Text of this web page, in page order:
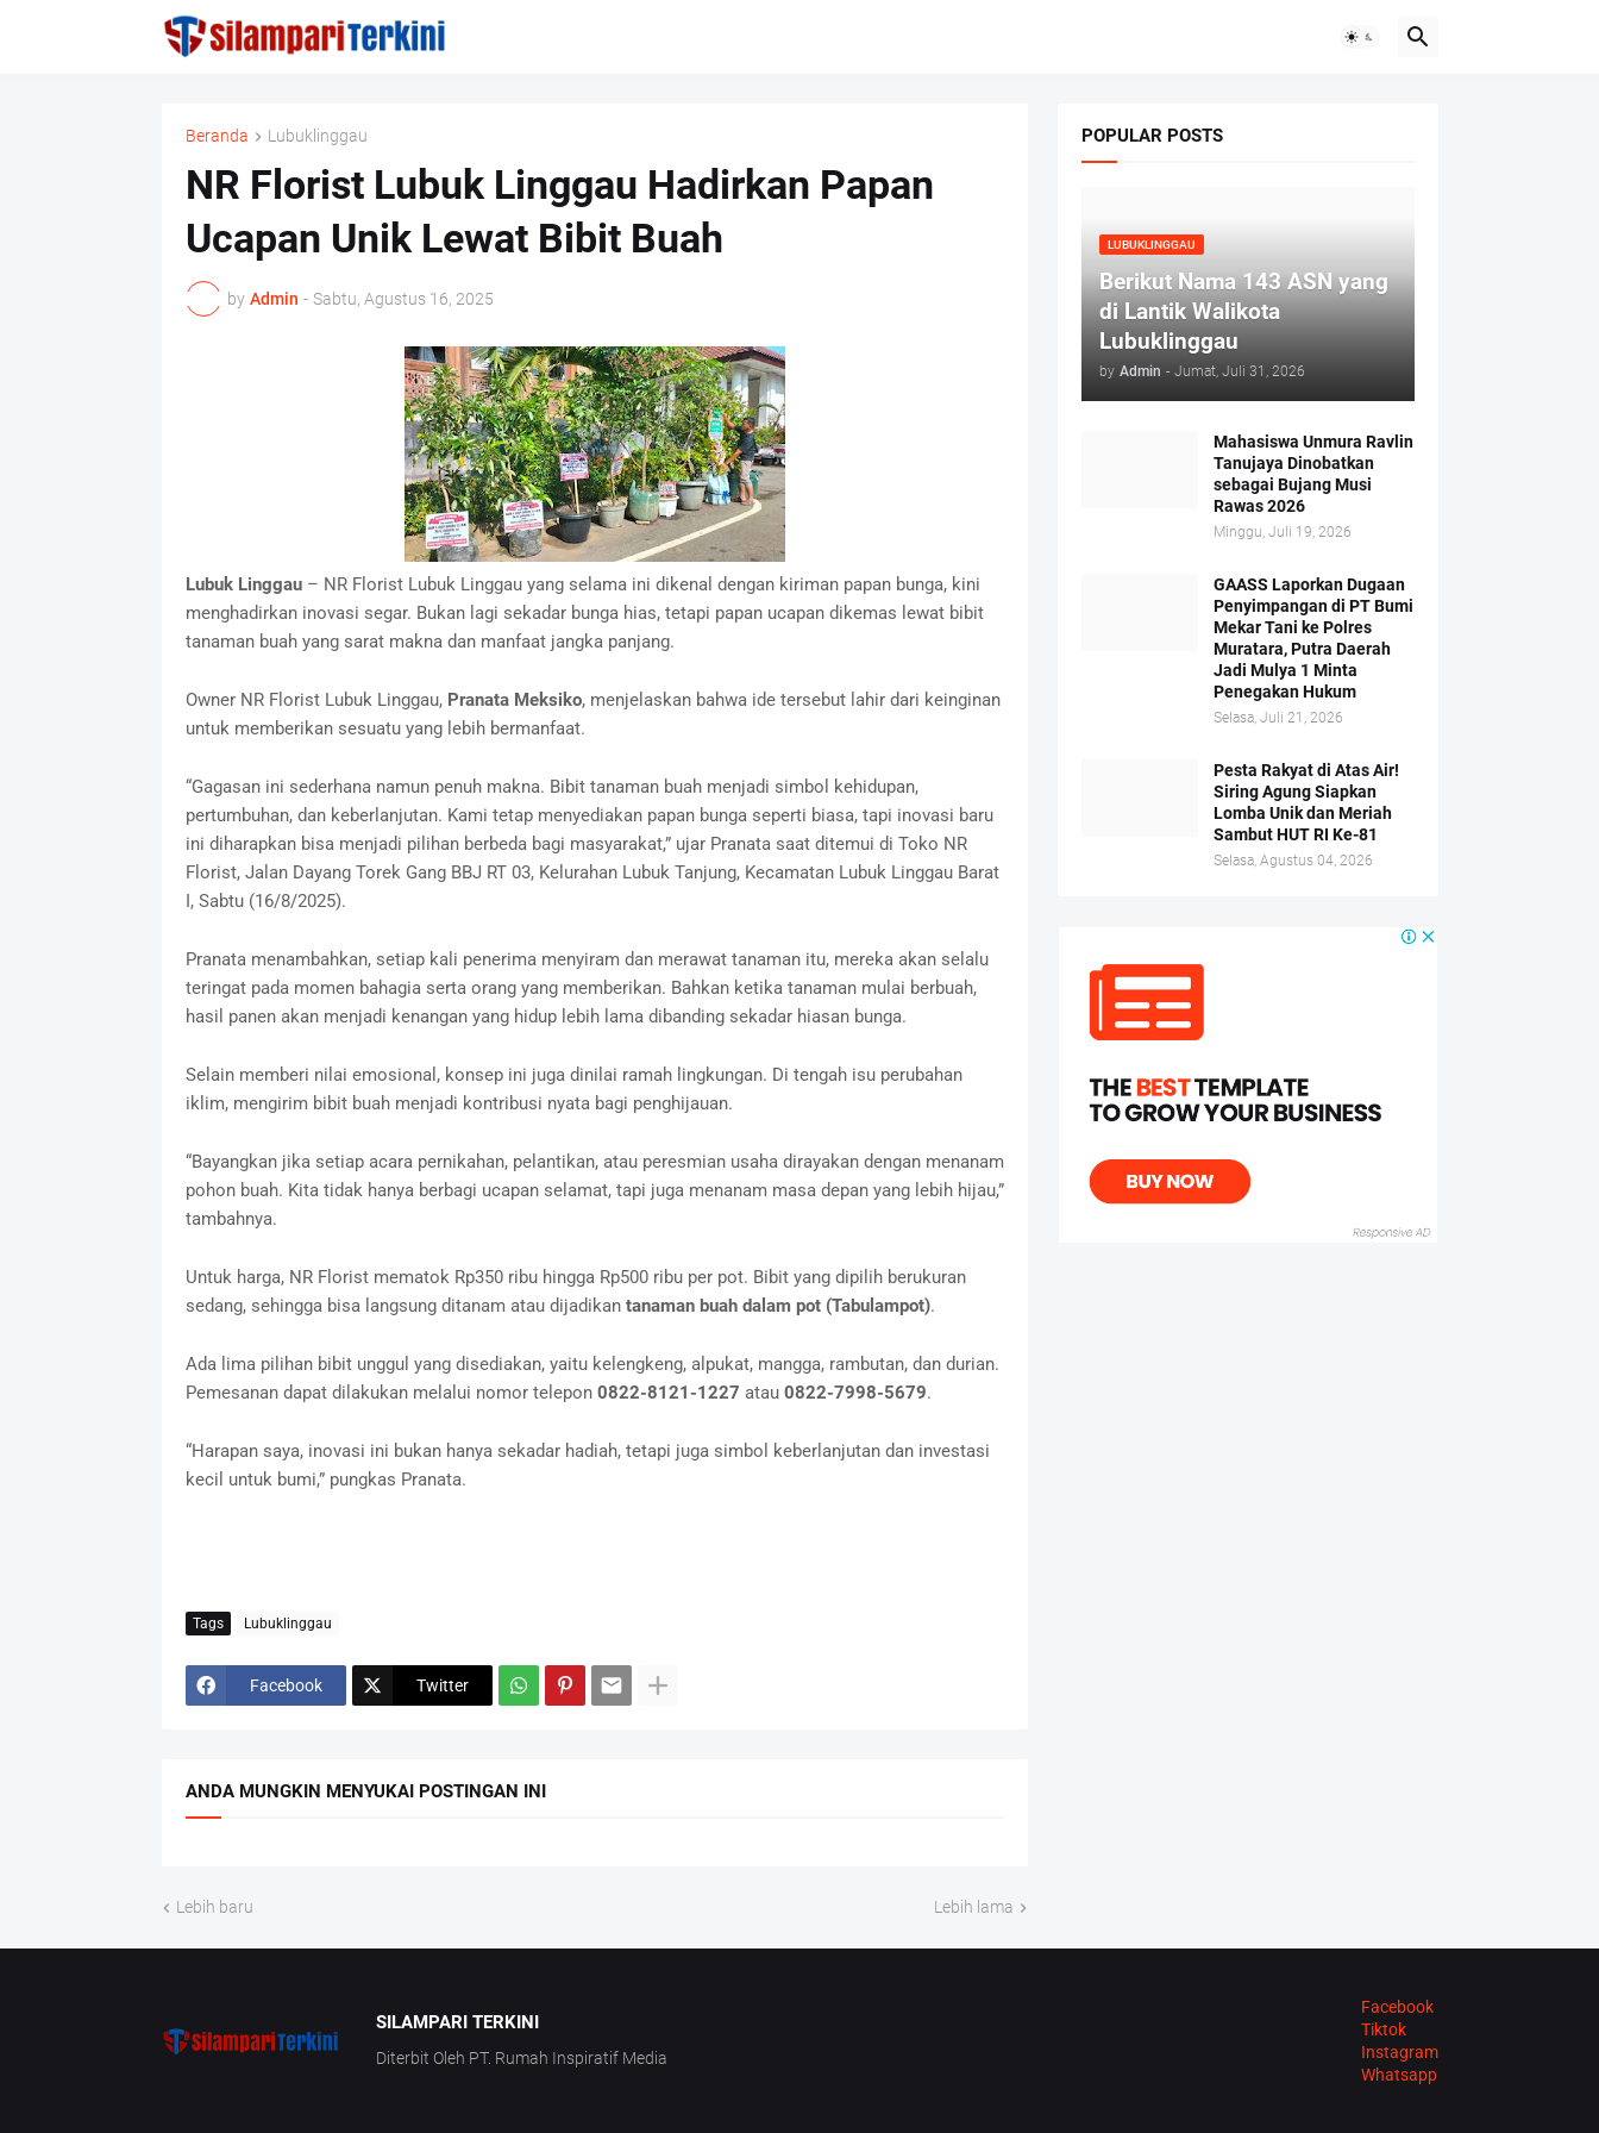
Beranda Lubuklinggau
NR Florist Lubuk Linggau Hadirkan Papan
Ucapan Unik Lewat Bibit Buah
by Admin - Sabtu, Agustus 16, 2025
Lubuk Linggau– NR Florist Lubuk Linggau yang selama ini dikenal dengan kiriman papan bunga, kini
menghadirkan inovasi segar. Bukan lagi sekadar bunga hias, tetapi papan ucapan dikemas lewat bibit
tanaman buah yang sarat makna dan manfaat jangka panjang.
Owner NR Florist Lubuk Linggau, Pranata Meksiko, menjelaskan bahwa ide tersebut lahir dari keinginan
untuk memberikan sesuatu yang lebih bermanfaat.
“Gagasan ini sederhana namun penuh makna. Bibit tanaman buah menjadi simbol kehidupan,
pertumbuhan, dan keberlanjutan. Kami tetap menyediakan papan bunga seperti biasa, tapi inovasi baru
ini diharapkan bisa menjadi pilihan berbeda bagi masyarakat,” ujar Pranata saat ditemui di Toko NR
Florist, Jalan Dayang Torek Gang BBJ RT 03, Kelurahan Lubuk Tanjung, Kecamatan Lubuk Linggau Barat
I, Sabtu (16/8/2025).
Pranata menambahkan, setiap kali penerima menyiram dan merawat tanaman itu, mereka akan selalu
teringat pada momen bahagia serta orang yang memberikan. Bahkan ketika tanaman mulai berbuah,
hasil panen akan menjadi kenangan yang hidup lebih lama dibanding sekadar hiasan bunga.
Selain memberi nilai emosional, konsep ini juga dinilai ramah lingkungan. Di tengah isu perubahan
iklim, mengirim bibit buah menjadi kontribusi nyata bagi penghijauan.
“Bayangkan jika setiap acara pernikahan, pelantikan, atau peresmian usaha dirayakan dengan menanam
pohon buah. Kita tidak hanya berbagi ucapan selamat, tapi juga menanam masa depan yang lebih hijau,”
tambahnya.
Untuk harga, NR Florist mematok Rp350 ribu hingga Rp500 ribu per pot. Bibit yang dipilih berukuran
sedang, sehingga bisa langsung ditanam atau dijadikan tanaman buah dalam pot (Tabulampot).
Ada lima pilihan bibit unggul yang disediakan, yaitu kelengkeng, alpukat, mangga, rambutan, dan durian.
Pemesanan dapat dilakukan melalui nomor telepon 0822-8121-1227 atau 0822-7998-5679.
“Harapan saya, inovasi ini bukan hanya sekadar hadiah, tetapi juga simbol keberlanjutan dan investasi
kecil untuk bumi,” pungkas Pranata.
Tags Lubuklinggau
Facebook Twitter
ANDA MUNGKIN MENYUKAI POSTINGAN INI
Lebih baru Lebih lama
POPULAR POSTS
LUBUKLINGGAU
Berikut Nama 143 ASN yang
di Lantik Walikota
Lubuklinggau
by Admin - Jumat, Juli 31, 2026
Mahasiswa Unmura Ravlin
Tanujaya Dinobatkan
sebagai Bujang Musi
Rawas 2026
Minggu, Juli 19, 2026
GAASS Laporkan Dugaan
Penyimpangan di PT Bumi
Mekar Tani ke Polres
Muratara, Putra Daerah
Jadi Mulya 1 Minta
Penegakan Hukum
Selasa, Juli 21, 2026
Pesta Rakyat di Atas Air!
Siring Agung Siapkan
Lomba Unik dan Meriah
Sambut HUT RI Ke-81
Selasa, Agustus 04, 2026
SILAMPARI TERKINI
Diterbit Oleh PT. Rumah Inspiratif Media
Facebook
Tiktok
Instagram
Whatsapp